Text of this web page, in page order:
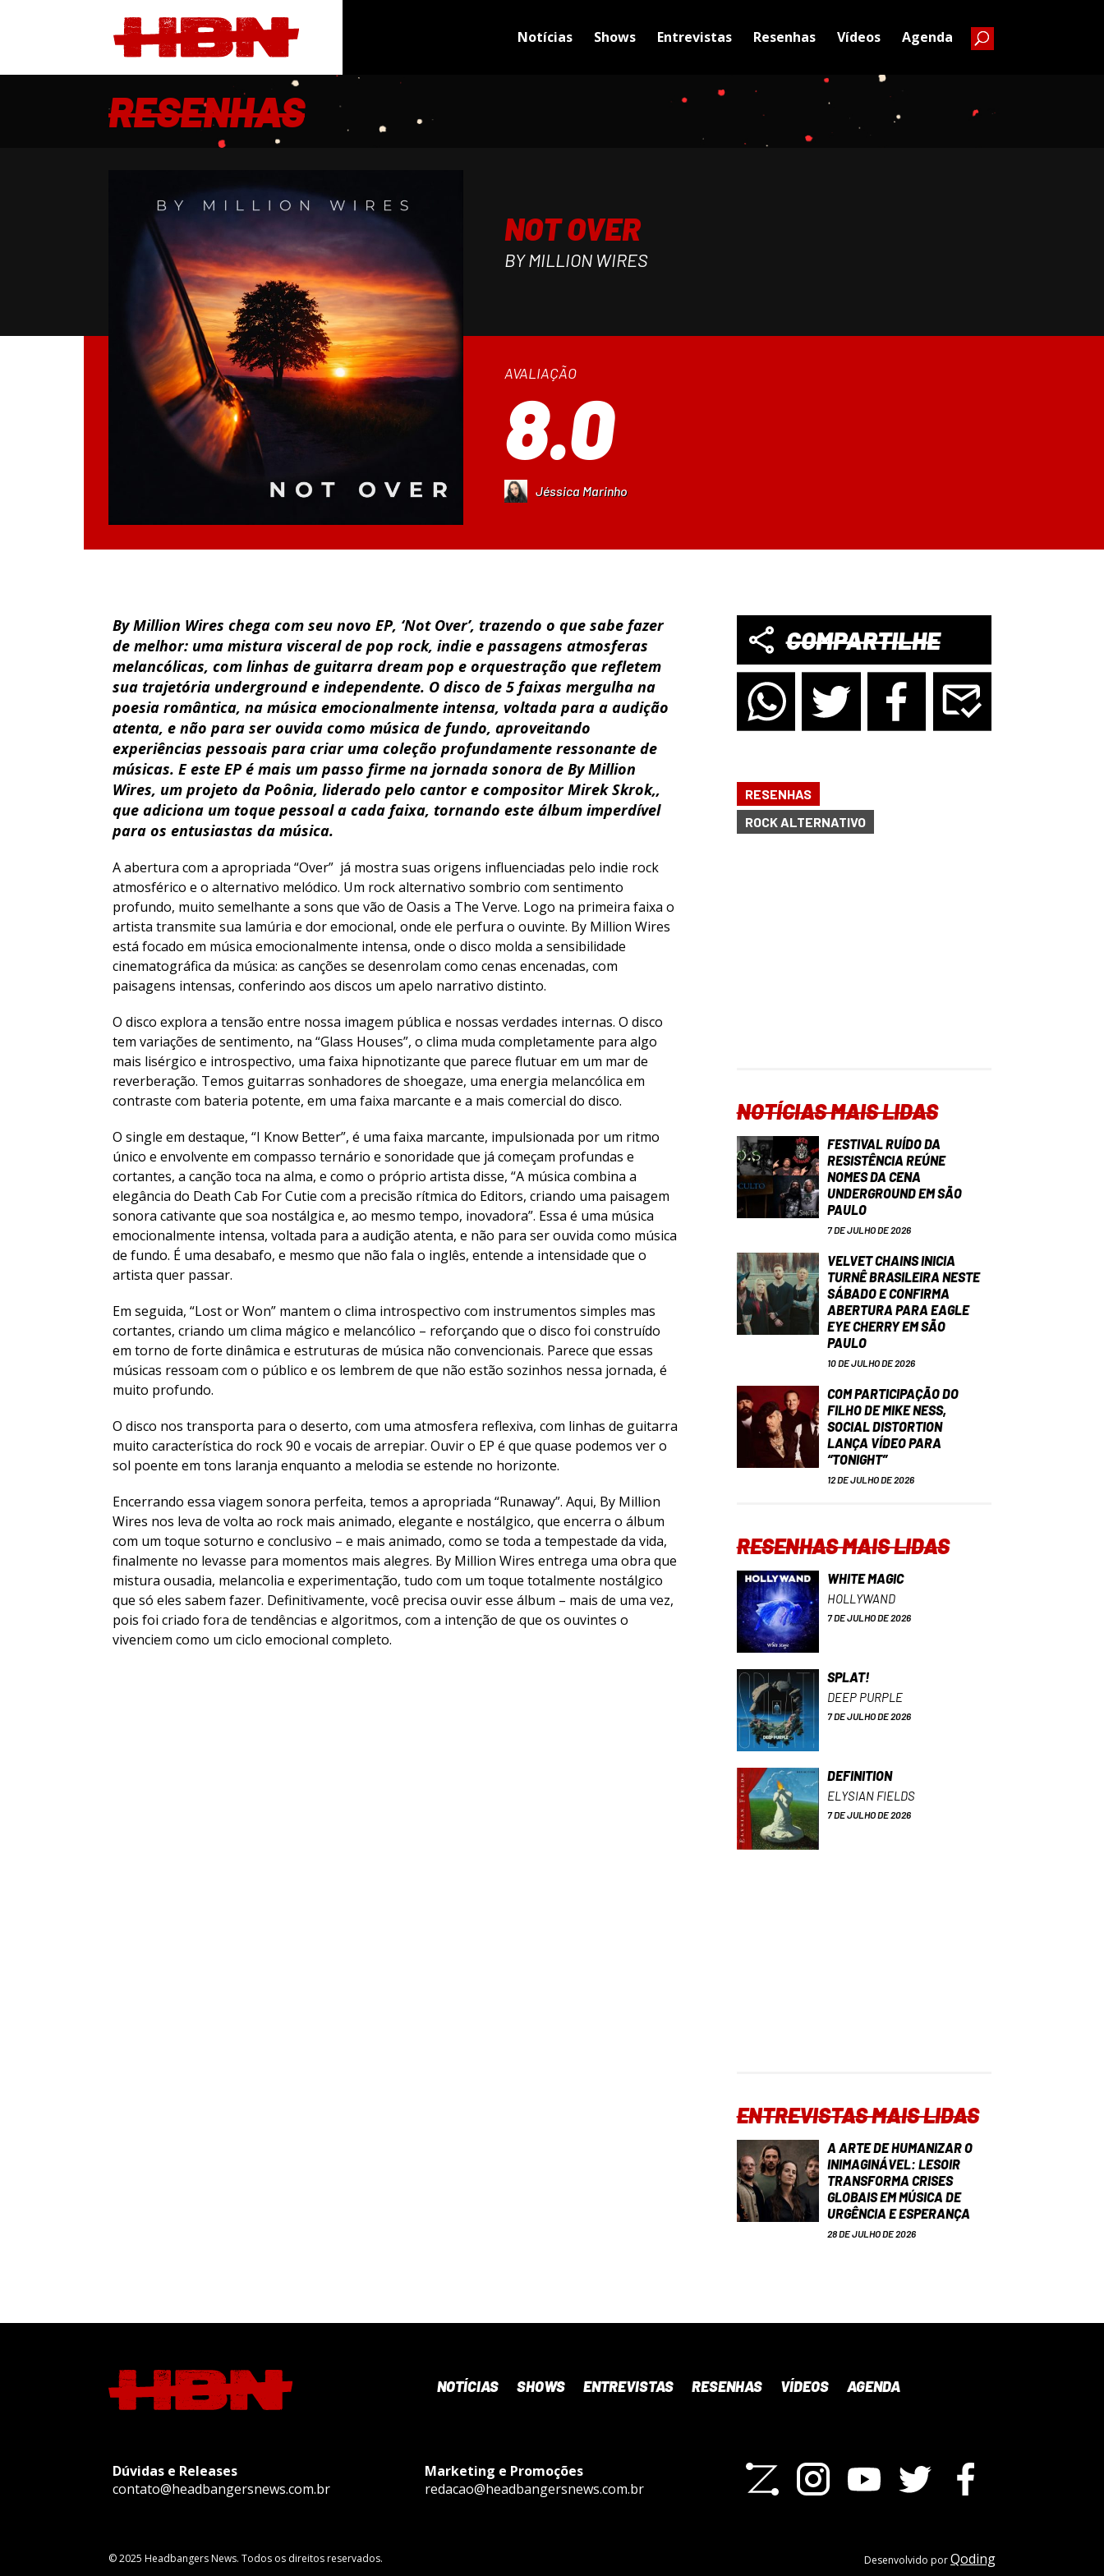
Notícias Shows Entrevistas Resenhas Vídeos Agenda
RESENHAS
NOT OVER
BY MILLION WIRES
AVALIAÇÃO
8.0
Jéssica Marinho
By Million Wires chega com seu novo EP, ‘Not Over’, trazendo o que sabe fazer
de melhor: uma mistura visceral de pop rock, indie e passagens atmosferas
melancólicas, com linhas de guitarra dream pop e orquestração que refletem
sua trajetória underground e independente. O disco de 5 faixas mergulha na
poesia romântica, na música emocionalmente intensa, voltada para a audição
atenta, e não para ser ouvida como música de fundo, aproveitando
experiências pessoais para criar uma coleção profundamente ressonante de
músicas. E este EP é mais um passo firme na jornada sonora de By Million
Wires, um projeto da Poônia, liderado pelo cantor e compositor Mirek Skrok,,
que adiciona um toque pessoal a cada faixa, tornando este álbum imperdível
para os entusiastas da música.
A abertura com a apropriada “Over” já mostra suas origens influenciadas pelo indie rock
atmosférico e o alternativo melódico. Um rock alternativo sombrio com sentimento
profundo, muito semelhante a sons que vão de Oasis a The Verve. Logo na primeira faixa o
artista transmite sua lamúria e dor emocional, onde ele perfura o ouvinte. By Million Wires
está focado em música emocionalmente intensa, onde o disco molda a sensibilidade
cinematográfica da música: as canções se desenrolam como cenas encenadas, com
paisagens intensas, conferindo aos discos um apelo narrativo distinto.
O disco explora a tensão entre nossa imagem pública e nossas verdades internas. O disco
tem variações de sentimento, na “Glass Houses”, o clima muda completamente para algo
mais lisérgico e introspectivo, uma faixa hipnotizante que parece flutuar em um mar de
reverberação. Temos guitarras sonhadores de shoegaze, uma energia melancólica em
contraste com bateria potente, em uma faixa marcante e a mais comercial do disco.
O single em destaque, “I Know Better”, é uma faixa marcante, impulsionada por um ritmo
único e envolvente em compasso ternário e sonoridade que já começam profundas e
cortantes, a canção toca na alma, e como o próprio artista disse, “A música combina a
elegância do Death Cab For Cutie com a precisão rítmica do Editors, criando uma paisagem
sonora cativante que soa nostálgica e, ao mesmo tempo, inovadora”. Essa é uma música
emocionalmente intensa, voltada para a audição atenta, e não para ser ouvida como música
de fundo. É uma desabafo, e mesmo que não fala o inglês, entende a intensidade que o
artista quer passar.
Em seguida, “Lost or Won” mantem o clima introspectivo com instrumentos simples mas
cortantes, criando um clima mágico e melancólico – reforçando que o disco foi construído
em torno de forte dinâmica e estruturas de música não convencionais. Parece que essas
músicas ressoam com o público e os lembrem de que não estão sozinhos nessa jornada, é
muito profundo.
O disco nos transporta para o deserto, com uma atmosfera reflexiva, com linhas de guitarra
muito característica do rock 90 e vocais de arrepiar. Ouvir o EP é que quase podemos ver o
sol poente em tons laranja enquanto a melodia se estende no horizonte.
Encerrando essa viagem sonora perfeita, temos a apropriada “Runaway”. Aqui, By Million
Wires nos leva de volta ao rock mais animado, elegante e nostálgico, que encerra o álbum
com um toque soturno e conclusivo – e mais animado, como se toda a tempestade da vida,
finalmente no levasse para momentos mais alegres. By Million Wires entrega uma obra que
mistura ousadia, melancolia e experimentação, tudo com um toque totalmente nostálgico
que só eles sabem fazer. Definitivamente, você precisa ouvir esse álbum – mais de uma vez,
pois foi criado fora de tendências e algoritmos, com a intenção de que os ouvintes o
vivenciem como um ciclo emocional completo.
COMPARTILHE
RESENHAS
ROCK ALTERNATIVO
NOTÍCIAS MAIS LIDAS
FESTIVAL RUÍDO DA
RESISTÊNCIA REÚNE
NOMES DA CENA
UNDERGROUND EM SÃO
PAULO
7 DE JULHO DE 2026
VELVET CHAINS INICIA
TURNÊ BRASILEIRA NESTE
SÁBADO E CONFIRMA
ABERTURA PARA EAGLE
EYE CHERRY EM SÃO
PAULO
10 DE JULHO DE 2026
COM PARTICIPAÇÃO DO
FILHO DE MIKE NESS,
SOCIAL DISTORTION
LANÇA VÍDEO PARA
“TONIGHT”
12 DE JULHO DE 2026
RESENHAS MAIS LIDAS
WHITE MAGIC
HOLLYWAND
7 DE JULHO DE 2026
SPLAT!
DEEP PURPLE
7 DE JULHO DE 2026
DEFINITION
ELYSIAN FIELDS
7 DE JULHO DE 2026
ENTREVISTAS MAIS LIDAS
A ARTE DE HUMANIZAR O
INIMAGINÁVEL: LESOIR
TRANSFORMA CRISES
GLOBAIS EM MÚSICA DE
URGÊNCIA E ESPERANÇA
28 DE JULHO DE 2026
NOTÍCIAS SHOWS ENTREVISTAS RESENHAS VÍDEOS AGENDA
Dúvidas e Releases
contato@headbangersnews.com.br
Marketing e Promoções
redacao@headbangersnews.com.br
© 2025 Headbangers News. Todos os direitos reservados. Desenvolvido porQoding